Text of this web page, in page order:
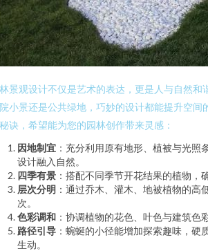
景观设计不仅是艺术的表达，更是人与自然和
小景还是公共绿地，巧妙的设计都能提升空间
诀，希望能为您的园林创作带来灵感：
因地制宜 ：充分利用原有地形、植被与光照
设计融入自然。
四季有景 ：搭配不同季节开花结果的植物，
层次分明 ：通过乔木、灌木、地被植物的高
次。
色彩调和 ：协调植物的花色、叶色与建筑色
路径引导 ：蜿蜒的小径能增加探索趣味，硬
生动。